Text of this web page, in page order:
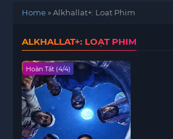
Home»Alkhallat+: Loạt Phim
ALKHALLAT+: LOẠT PHIM
Hoàn Tất (4/4)